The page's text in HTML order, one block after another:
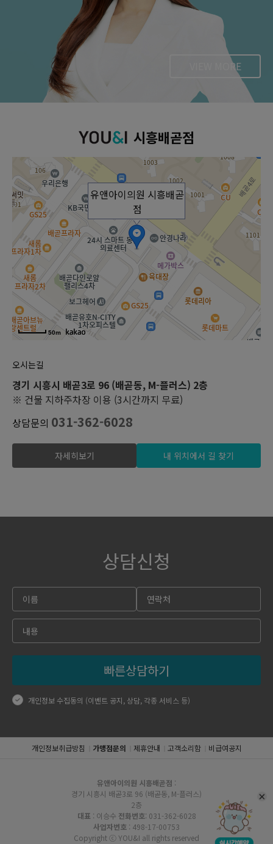
VIEW MORE
시흥배곧점
유앤아이의원 시흥배곧
점
50m
오시는길
경기 시흥시 배곧3로 96 (배곧동, M-플러스) 2층
※ 건물 지하주차장 이용 (3시간까지 무료)
상담문의 031-362-6028
자세히보기 내 위치에서 길 찾기
상담신청
빠른상담하기
개인정보 수집동의 (이벤트 공지, 상담, 각종 서비스 등)
개인정보취급방침 가맹점문의 제휴안내 고객소리함 비급여공지
유앤아이의원 시흥배곧점 :
경기 시흥시 배곧3로 96 (배곧동, M-플러스)
2층
대표 : 이승수 전화번호: 031-362-6028
사업자번호 : 498-17-00753
Copyright ⓒ YOU&I all rights reserved